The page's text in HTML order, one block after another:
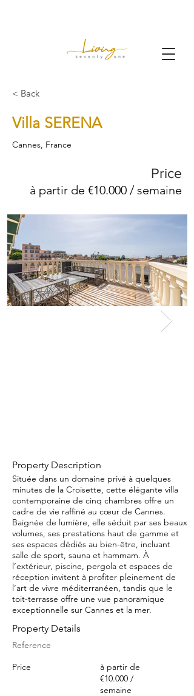
< Back
Villa SERENA
Cannes, France
Price
à partir de €10.000 / semaine
Property Description
Située dans un domaine privé à quelques
minutes de la Croisette, cette élégante villa
contemporaine de cinq chambres offre un
cadre de vie raffiné au cœur de Cannes.
Baignée de lumière, elle séduit par ses beaux
volumes, ses prestations haut de gamme et
ses espaces dédiés au bien-être, incluant
salle de sport, sauna et hammam. À
l’extérieur, piscine, pergola et espaces de
réception invitent à profiter pleinement de
l’art de vivre méditerranéen, tandis que le
toit-terrasse offre une vue panoramique
exceptionnelle sur Cannes et la mer.
Property Details
Reference
Price
à partir de
€10.000 /
semaine